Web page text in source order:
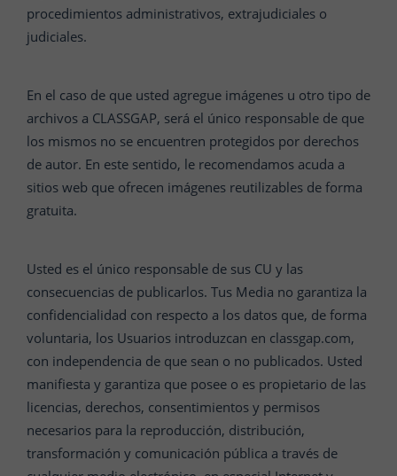
procedimientos administrativos, extrajudiciales o
judiciales.
En el caso de que usted agregue imágenes u otro tipo de
archivos a CLASSGAP, será el único responsable de que
los mismos no se encuentren protegidos por derechos
de autor. En este sentido, le recomendamos acuda a
sitios web que ofrecen imágenes reutilizables de forma
gratuita.
Usted es el único responsable de sus CU y las
consecuencias de publicarlos. Tus Media no garantiza la
confidencialidad con respecto a los datos que, de forma
voluntaria, los Usuarios introduzcan en classgap.com,
con independencia de que sean o no publicados. Usted
manifiesta y garantiza que posee o es propietario de las
licencias, derechos, consentimientos y permisos
necesarios para la reproducción, distribución,
transformación y comunicación pública a través de